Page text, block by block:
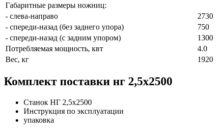
Габаритные размеры ножниц:
- слева-направо
2730
- спереди-назад (без заднего упора)
750
- спереди-назад (с задним упором)
1300
Потребляемая мощность, квт
4.0
Вес, кг
1920
Комплект поставки нг 2,5х2500
Станок НГ 2,5х2500
Инструкция по эксплуатации
упаковка